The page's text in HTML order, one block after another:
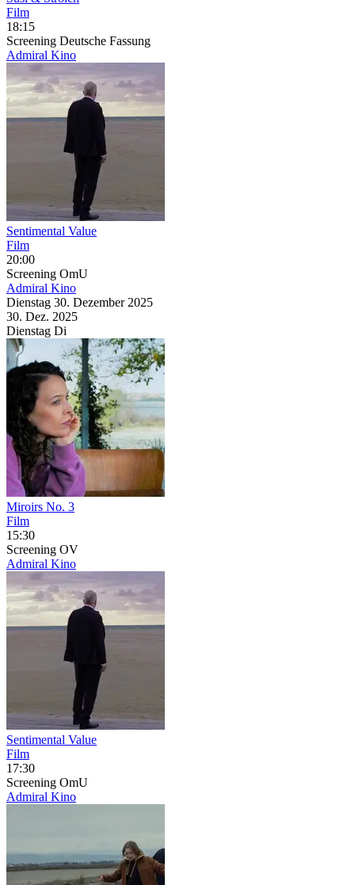
Film
18:15
Screening Deutsche Fassung
Admiral Kino
Sentimental Value
Film
20:00
Screening OmU
Admiral Kino
Dienstag 30. Dezember 2025
30. Dez. 2025
Dienstag Di
Miroirs No. 3
Film
15:30
Screening OV
Admiral Kino
Sentimental Value
Film
17:30
Screening OmU
Admiral Kino